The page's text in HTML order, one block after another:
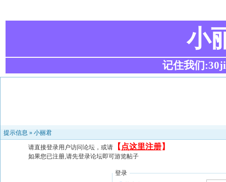
小
记住我们
提示信息 » 小丽君
请直接登录用户访问论坛，或请 【 点这里注册】
如果您已注册,请先登录论坛即可游览帖子
登录